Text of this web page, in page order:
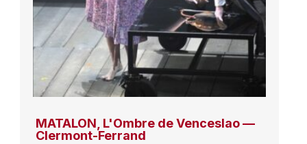
MATALON, L'Ombre de Venceslao —
Clermont-Ferrand